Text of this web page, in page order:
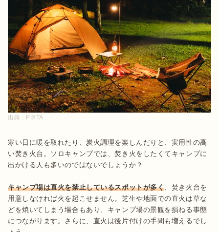
出典： PIXTA
寒い日に暖を取れたり、炭火調理を楽しんだりと、実用性の高
い焚き火台。ソロキャンプでは、焚き火をしたくてキャンプに
出かける人も多いのではないでしょうか？
キャンプ場は直火を禁止しているスポットが多く 、焚き火台を
用意しなければ火を起こせません。芝生や地面での直火は草な
どを焼いてしまう場合もあり、キャンプ場の景観を損ねる事態
につながります。さらに、直火は後片付けの手間も増えるでし